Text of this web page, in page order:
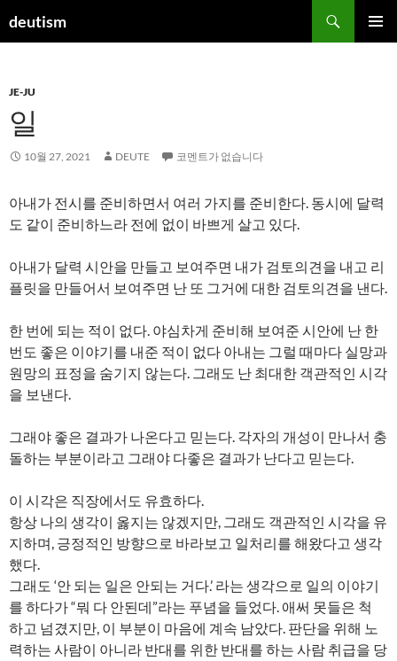
텐
건
너
기
deutism
색
JE-JU
일
10월 27, 2021 DEUTE 코멘트가 없습니다
아내가 전시를 준비하면서 여러 가지를 준비한다. 동시에 달력
도 같이 준비하느라 전에 없이 바쁘게 살고 있다.
아내가 달력 시안을 만들고 보여주면 내가 검토의견을 내고 리
플릿을 만들어서 보여주면 난 또 그거에 대한 검토의견을 낸다.
한 번에 되는 적이 없다. 야심차게 준비해 보여준 시안에 난 한
번도 좋은 이야기를 내준 적이 없다 아내는 그럴 때마다 실망과
원망의 표정을 숨기지 않는다. 그래도 난 최대한 객관적인 시각
을 보낸다.
그래야 좋은 결과가 나온다고 믿는다. 각자의 개성이 만나서 충
돌하는 부분이라고 그래야 다좋은 결과가 난다고 믿는다.
이 시각은 직장에서도 유효하다.
항상 나의 생각이 옳지는 않겠지만, 그래도 객관적인 시각을 유
지하며, 긍정적인 방향으로 바라보고 일처리를 해왔다고 생각
했다.
그래도 ‘안 되는 일은 안되는 거다.’ 라는 생각으로 일의 이야기
를 하다가 “뭐 다 안된데”라는 푸념을 들었다. 애써 못들은 척
하고 넘겼지만, 이 부분이 마음에 계속 남았다. 판단을 위해 노
력하는 사람이 아니라 반대를 위한 반대를 하는 사람 취급을 당